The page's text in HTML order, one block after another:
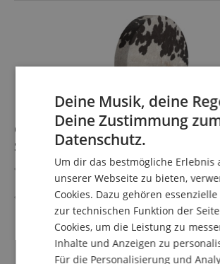
Classic Cantabile HSD-16 Traditionelle
Schamanentrommel mit Rinderfell 16"
Traditionelle Handtrommel mit
& Klang
Klangkraftvoller, energetischer Sound
& Rituale
Größe: 16" (Ø 41 cm) für kräftige
Resonanz
Inklusive Haltevorrichtung - spiele
mehr anzeigen
inkl.
Deine Musik, deine
Deine Zustimmung
Datenschutz.
Um dir das bestmögliche Erlebnis
unserer Webseite zu bieten,
Cookies. Dazu gehören essenzielle
zur technischen Funktion der
Cookies, um die Leistung zu
Inhalte und Anzeigen zu
Für die Personalisierung und